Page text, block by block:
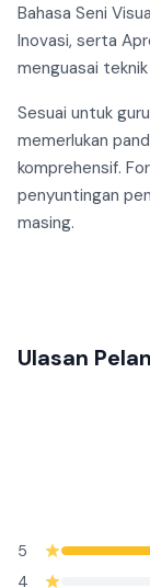
Bahasa Seni
Inovasi, serta
menguasai
Sesuai untuk guru
memerlukan
komprehensif.
penyuntingan
masing.
Ulasan
5
4